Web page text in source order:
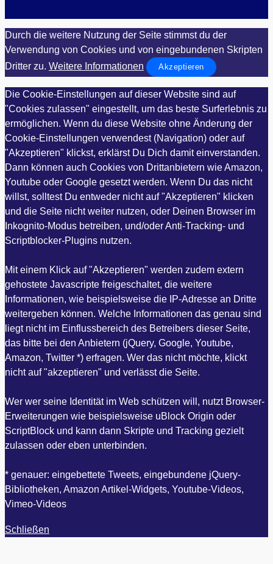
Durch die weitere Nutzung der Seite stimmst du der
Verwendung von Cookies und von eingebundenen Skripten
Dritter zu. Weitere Informationen Akzeptieren
Die Cookie-Einstellungen auf dieser Website sind auf
"Cookies zulassen" eingestellt, um das beste Surferlebnis zu
ermöglichen. Wenn du diese Website ohne Änderung der
Cookie-Einstellungen verwendest (Navigation) oder auf
"Akzeptieren" klickst, erklärst Du Dich damit einverstanden.
Dann können auch Cookies von Drittanbietern wie Amazon,
Youtube oder Google gesetzt werden. Wenn Du das nicht
willst, solltest Du entweder nicht auf "Akzeptieren" klicken
und die Seite nicht weiter nutzen, oder Deinen Browser im
Inkognito-Modus betreiben, und/oder Anti-Tracking- und
Scriptblocker-Plugins nutzen.
Mit einem Klick auf "Akzeptieren" werden zudem extern
gehostete Javascripte freigeschaltet, die weitere
Informationen, wie beispielsweise die IP-Adresse an Dritte
weitergeben können. Welche Informationen das genau sind
liegt nicht im Einflussbereich des Betreibers dieser Seite,
das bitte bei den Anbietern (jQuery, Google, Youtube,
Amazon, Twitter *) erfragen. Wer das nicht möchte, klickt
nicht auf "akzeptieren" und verlässt die Seite.
Wer wer seine Identität im Web schützen will, nutzt Browser-
Erweiterungen wie beispielsweise uBlock Origin oder
ScriptBlock und kann dann Skripte und Tracking gezielt
zulassen oder eben unterbinden.
* genauer: eingebettete Tweets, eingebundene jQuery-
Bibliotheken, Amazon Artikel-Widgets, Youtube-Videos,
Vimeo-Videos
Schließen